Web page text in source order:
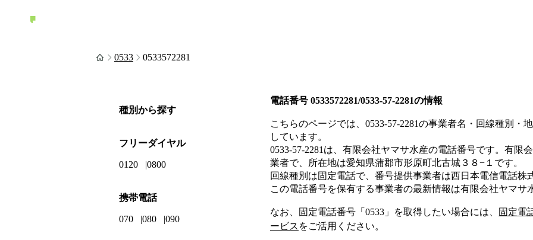
0533 0533572281
電話番号 0533572281/0533-57-2281の情報
こちらのページでは、 0533-57-2281の事業者名・回線種別・
しています。
0533-57-2281 は、 有限会社ヤマサ水産の電話番号です。 有限
業者で、所在地は愛知県蒲郡市形原町北古城３８−１ です。
回線種別は固定電話で、番号提供事業者は西日本電信電話株
この電話番号を保有する事業者の最新情報は有限会社ヤマサ
なお、固定電話番号「 0533 」を取得したい場合には、
固定電
ービス をご活用ください。
種別から探す
フリーダイヤル
0120 0800
携帯電話
070 080 090